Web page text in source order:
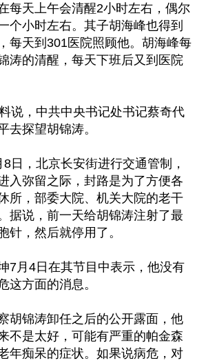
每天上午会清醒2小时左右，偶尔
个小时左右。其子胡海峰也得到
每天到301医院照顾他。胡海峰每
涛的清醒，每天下班后又到医院
说，中共中央书记处书记蔡奇代
去探望胡锦涛。
日，北京长安街进行交通管制，
入弥留之际，封路是为了方便各
所，部委大院、机关大院的老干
据说，前一天给胡锦涛注射了最
针，然后就停用了。
7月4日在其节目中表示，他没有
这方面的消息。
胡锦涛卸任之后的公开露面，他
不是太好，可能有严重的帕金森
年痴呆的症状。如果说病危，对